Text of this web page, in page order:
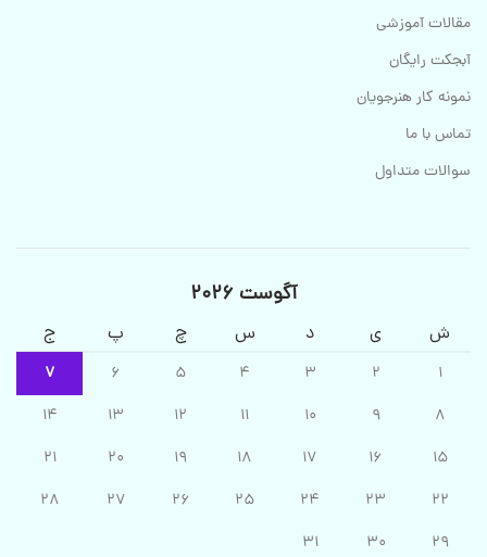
مقالات آموزشی
آبجکت رایگان
نمونه کار هنرجویان
تماس با ما
سوالات متداول
آگوست 2026
ش ی د س چ پ ج
1
2
3
4
5
6
7
8
9
10
11
12
13
14
15
16
17
18
19
20
21
22
23
24
25
26
27
28
29
30
31